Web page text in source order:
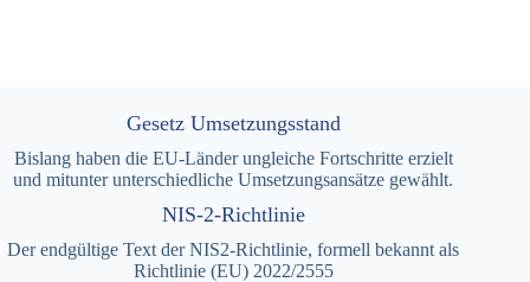
Gesetz Umsetzungsstand
Bislang haben die EU-Länder ungleiche Fortschritte erzielt
und mitunter unterschiedliche Umsetzungsansätze gewählt.
NIS-2-Richtlinie
Der endgültige Text der NIS2-Richtlinie, formell bekannt als
Richtlinie (EU) 2022/2555